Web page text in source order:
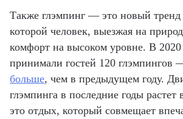
Также глэмпинг — это новый
которой человек, выезжая на
комфорт на высоком уровне. В 2020
принимали гостей 120 глэмпингов
больше, чем в предыдущем году.
глэмпинга в последние годы
это отдых, который совмещает